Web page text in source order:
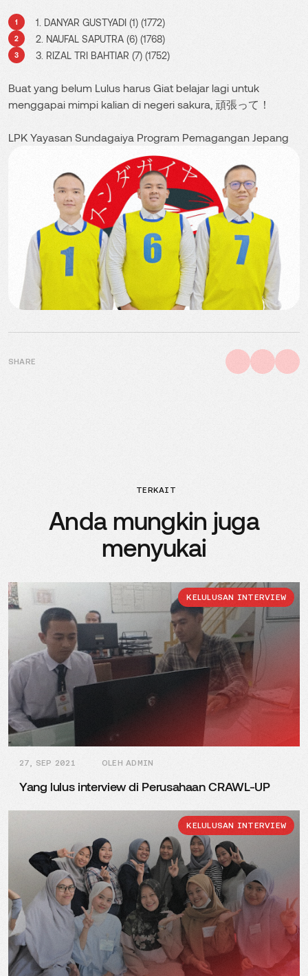
1. DANYAR GUSTYADI (1) (1772)
2. NAUFAL SAPUTRA (6) (1768)
3. RIZAL TRI BAHTIAR (7) (1752)
Buat yang belum Lulus harus Giat belajar lagi untuk
menggapai mimpi kalian di negeri sakura, 頑張って！
LPK Yayasan Sundagaiya Program Pemagangan Jepang
SHARE
TERKAIT
Anda mungkin juga
menyukai
KELULUSAN INTERVIEW
27, SEP 2021 OLEH ADMIN
Yang lulus interview di Perusahaan CRAWL-UP
KELULUSAN INTERVIEW